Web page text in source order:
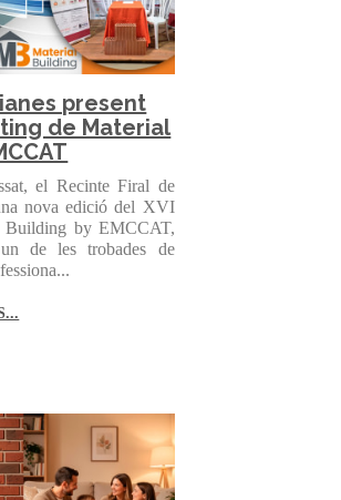
present
de Material
el Recinte Firal de
nova edició del XVI
Building by EMCCAT,
de les trobades de